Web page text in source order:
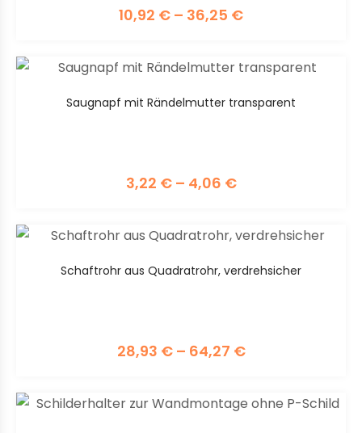
10,92 € – 36,25 €
Saugnapf mit Rändelmutter transparent
3,22 €– 4,06 €
Schaftrohr aus Quadratrohr, verdrehsicher
28,93 €– 64,27 €